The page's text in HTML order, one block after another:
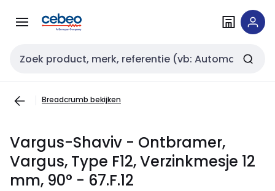
naar
naar
Zoekveld invoer
Breadcrumb bekijken
Vargus-Shaviv - Ontbramer,
Vargus, Type F12, Verzinkmesje 12
mm, 90° - 67.F.12